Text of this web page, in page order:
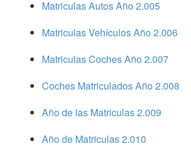
Matriculas Autos Año 2.005
Matriculas Vehículos Año 2.006
Matriculas Coches Año 2.007
Coches Matriculados Año 2.008
Año de las Matriculas 2.009
Año de Matriculas 2.010